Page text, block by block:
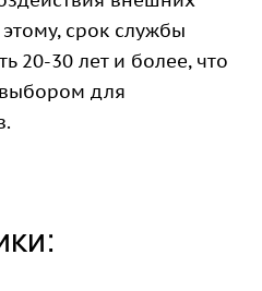
срок службы
20-30 лет и более, что
для